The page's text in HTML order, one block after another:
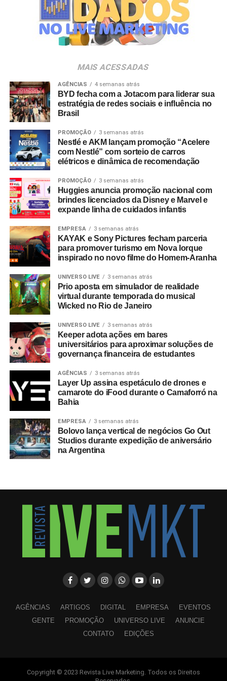
Clube. O projeto criativo mantém a assinatura “Brasil na
Veia”, conceito focado na valorização da cultura nacional,
da música e da hospitalidade carioca.
no canal oficial da Ticketmaster, com lote inicial a partir
de R$ 3.950,00. As demais atualizações e atrações do
evento serão divulgadas nos canais oficiais do camarote
nos próximos meses.
MAIS ACESSADAS
AGÊNCIAS 4 semanas atrás
BYD fecha com a Jotacom para liderar sua
estratégia de redes sociais e influência no
Brasil
PROMOÇÃO 3 semanas atrás
Nestlé e AKM lançam promoção “Acelere
com Nestlé” com sorteio de carros
elétricos e dinâmica de recomendação
PROMOÇÃO 3 semanas atrás
Huggies anuncia promoção nacional com
brindes licenciados da Disney e Marvel e
expande linha de cuidados infantis
EMPRESA 3 semanas atrás
KAYAK e Sony Pictures fecham parceria
para promover turismo em Nova Iorque
inspirado no novo filme do Homem-Aranha
UNIVERSO LIVE 3 semanas atrás
Prio aposta em simulador de realidade
virtual durante temporada do musical
Wicked no Rio de Janeiro
UNIVERSO LIVE 3 semanas atrás
Keeper adota ações em bares
universitários para aproximar soluções de
governança financeira de estudantes
AGÊNCIAS 3 semanas atrás
Layer Up assina espetáculo de drones e
camarote do iFood durante o Camaforró na
Bahia
EMPRESA 3 semanas atrás
Bolovo lança vertical de negócios Go Out
Studios durante expedição de aniversário
na Argentina
AGÊNCIAS ARTIGOS DIGITAL EMPRESA
EVENTOS
GENTE
PROMOÇÃO UNIVERSO LIVE
ANUNCIE
CONTATO
EDIÇÕES
Copyright © 2023 Revista Live Marketing. Todos os Direitos
WhatsAppFacebook LinkedInPinterest